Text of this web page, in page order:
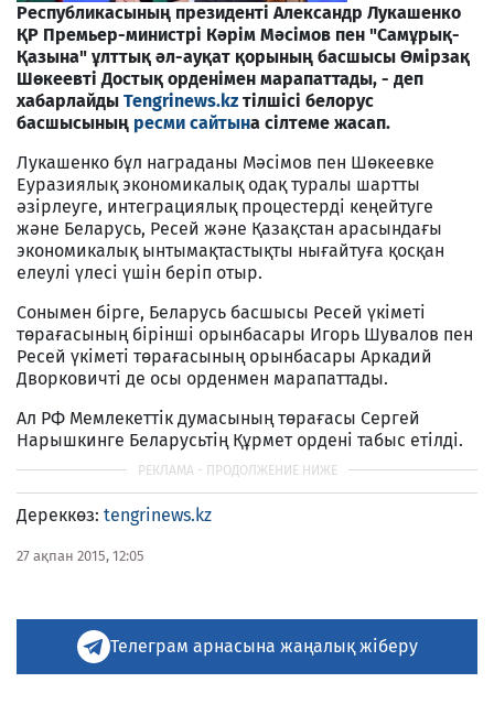
Республикасының президенті Александр Лукашенко
ҚР Премьер-министрі Кәрім Мәсімов пен "Самұрық-
Қазына" ұлттық әл-ауқат қорының басшысы Өмірзақ
Шөкеевті Достық орденімен марапаттады, - деп
хабарлайды Tengrinews.kz тілшісі белорус
басшысының ресми сайтына сілтеме жасап.
Лукашенко бұл награданы Мәсімов пен Шөкеевке
Еуразиялық экономикалық одақ туралы шартты
әзірлеуге, интеграциялық процестерді кеңейтуге
және Беларусь, Ресей және Қазақстан арасындағы
экономикалық ынтымақтастықты нығайтуға қосқан
елеулі үлесі үшін беріп отыр.
Сонымен бірге, Беларусь басшысы Ресей үкіметі
төрағасының бірінші орынбасары Игорь Шувалов пен
Ресей үкіметі төрағасының орынбасары Аркадий
Дворковичті де осы орденмен марапаттады.
Ал РФ Мемлекеттік думасының төрағасы Сергей
Нарышкинге Беларусьтің Құрмет ордені табыс етілді.
Дереккөз: tengrinews.kz
27 ақпан 2015, 12:05
Телеграм арнасына жаңалық жіберу